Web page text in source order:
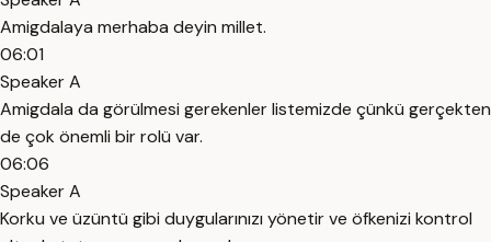
Amigdalaya merhaba deyin millet.
06:01
Speaker A
Amigdala da görülmesi gerekenler listemizde çünkü gerçekten
de çok önemli bir rolü var.
06:06
Speaker A
Korku ve üzüntü gibi duygularınızı yönetir ve öfkenizi kontrol